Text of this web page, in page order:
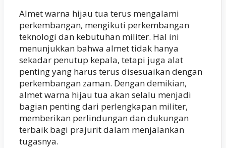
Almet warna hijau tua terus mengalami
perkembangan, mengikuti perkembangan
teknologi dan kebutuhan militer. Hal ini
menunjukkan bahwa almet tidak hanya
sekadar penutup kepala, tetapi juga alat
penting yang harus terus disesuaikan dengan
perkembangan zaman. Dengan demikian,
almet warna hijau tua akan selalu menjadi
bagian penting dari perlengkapan militer,
memberikan perlindungan dan dukungan
terbaik bagi prajurit dalam menjalankan
tugasnya.